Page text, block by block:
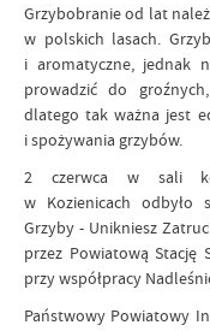
Grzybobranie od lat
w polskich lasach.
i aromatyczne, jednak
prowadzić do
dlatego tak ważna jest
i spożywania grzybów.
2 czerwca w sali
w Kozienicach odbyło
Grzyby - Unikniesz
przez Powiatową Stację
przy współpracy
Państwowy Powiatowy